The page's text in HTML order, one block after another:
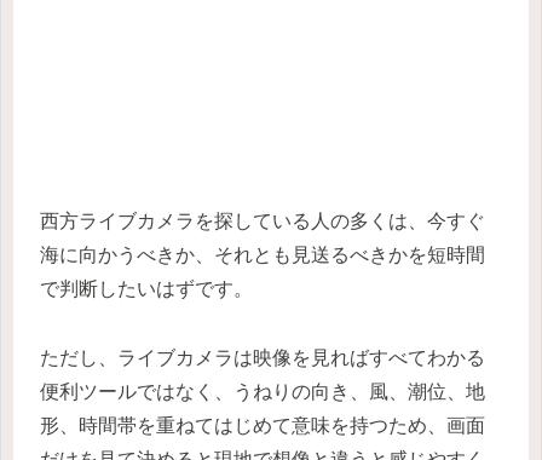
西方ライブカメラを探している人の多くは、今すぐ
海に向かうべきか、それとも見送るべきかを短時間
で判断したいはずです。
ただし、ライブカメラは映像を見ればすべてわかる
便利ツールではなく、うねりの向き、風、潮位、地
形、時間帯を重ねてはじめて意味を持つため、画面